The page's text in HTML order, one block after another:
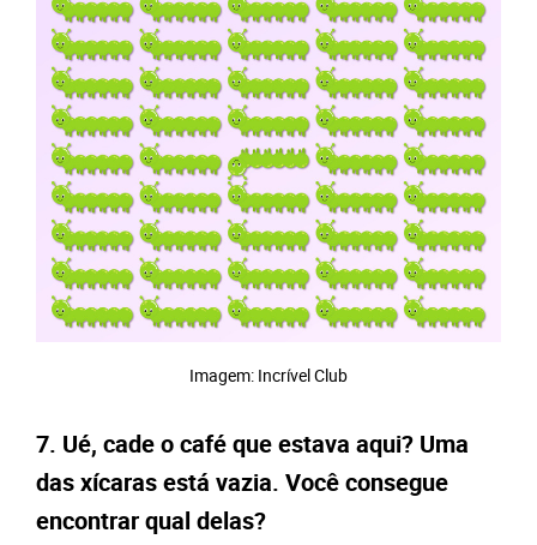
Imagem: Incrível Club
7. Ué, cade o café que estava aqui? Uma
das xícaras está vazia. Você consegue
encontrar qual delas?